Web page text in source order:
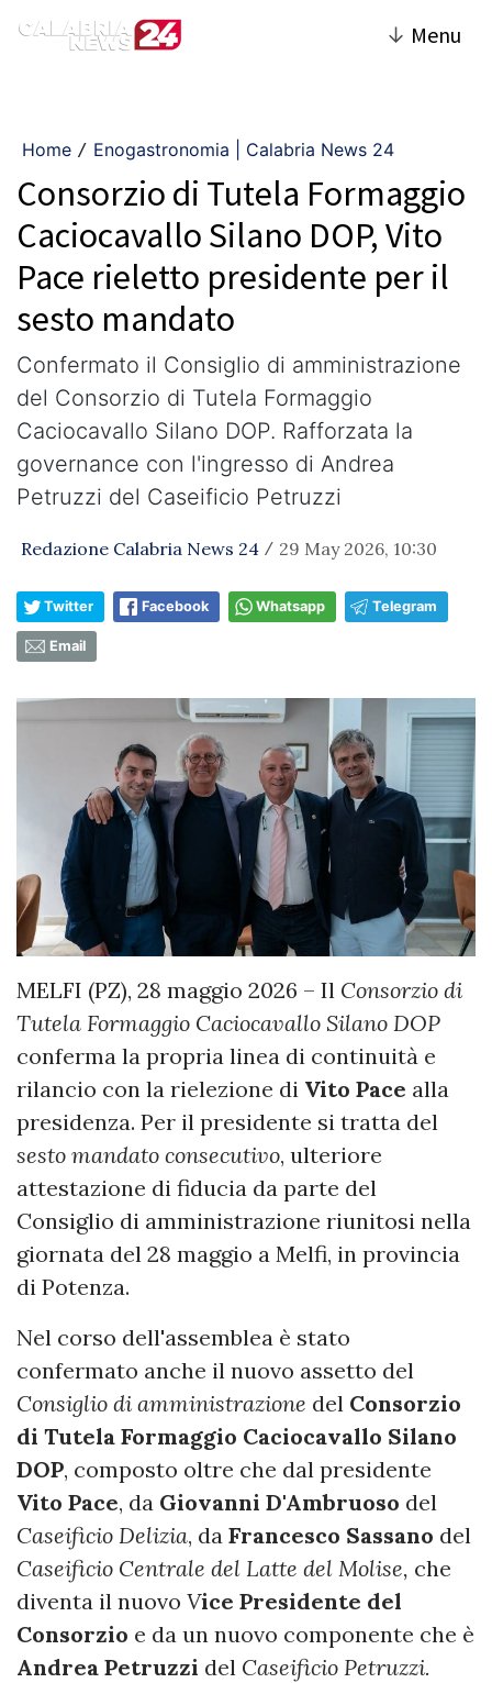
↓ Menu
Home / Enogastronomia | Calabria News 24
Consorzio di Tutela Formaggio
Caciocavallo Silano DOP, Vito
Pace rieletto presidente per il
sesto mandato
Confermato il Consiglio di amministrazione
del Consorzio di Tutela Formaggio
Caciocavallo Silano DOP. Rafforzata la
governance con l'ingresso di Andrea
Petruzzi del Caseificio Petruzzi
Redazione Calabria News 24 / 29 May 2026, 10:30
Twitter Facebook Whatsapp Telegram
Email
MELFI (PZ), 28 maggio 2026 – Il Consorzio di
Tutela Formaggio Caciocavallo Silano DOP
conferma la propria linea di continuità e
rilancio con la rielezione di Vito Pace alla
presidenza. Per il presidente si tratta del
sesto mandato consecutivo, ulteriore
attestazione di fiducia da parte del
Consiglio di amministrazione riunitosi nella
giornata del 28 maggio a Melfi, in provincia
di Potenza.
Nel corso dell'assemblea è stato
confermato anche il nuovo assetto del
Consiglio di amministrazione del Consorzio
di Tutela Formaggio Caciocavallo Silano
DOP, composto oltre che dal presidente
Vito Pace, da Giovanni D'Ambruoso del
Caseificio Delizia, da Francesco Sassano del
Caseificio Centrale del Latte del Molise, che
diventa il nuovo Vice Presidente del
Consorzio e da un nuovo componente che è
Andrea Petruzzi del Caseificio Petruzzi.